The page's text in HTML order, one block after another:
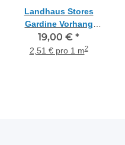
Landhaus Stores
Gardine Vorhang
Käseleinen creme
transparent, Reststück
19,00 € *
2,51 € pro 1 m2